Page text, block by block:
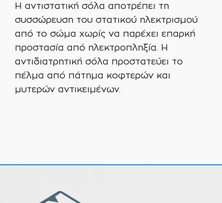
Η αντιστατική σόλα αποτρέπει τη
συσσώρευση του στατικού ηλεκτρισμού
από το σώμα χωρίς να παρέχει επαρκή
προστασία από ηλεκτροπληξία. Η
αντιδιατρητική σόλα προστατεύει το
πέλμα από πάτημα κοφτερών και
μυτερών αντικειμένων.